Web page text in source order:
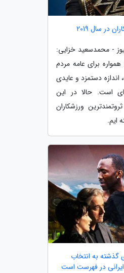
در سال 2019
- محمدسعید خزایی:
برای عامه مردم
دستمزد و عایدی
ای است. حالا در این
ورزشکاران
ی گذشته به انتخاب